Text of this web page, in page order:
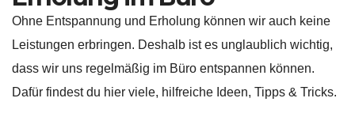
Ohne Entspannung und Erholung können wir auch keine
Leistungen erbringen. Deshalb ist es unglaublich wichtig,
dass wir uns regelmäßig im Büro entspannen können.
Dafür findest du hier viele, hilfreiche Ideen, Tipps & Tricks.